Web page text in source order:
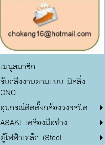
เมนูสมาชิก
รับกลึงงานตามแบบ มิลลิ่ง
CNC
อุปกรณ์ติดตั้งกล้องวงจรปิด
ASAKI เครื่องมือช่าง
ตู้ไฟฟ้าเหล็ก (Steel